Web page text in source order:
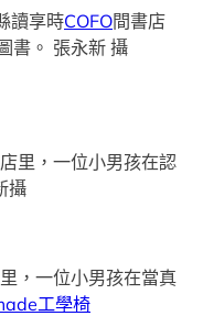
讀享時COFO間書店
書。 張永新 攝
，一位小男孩在當真
工學椅